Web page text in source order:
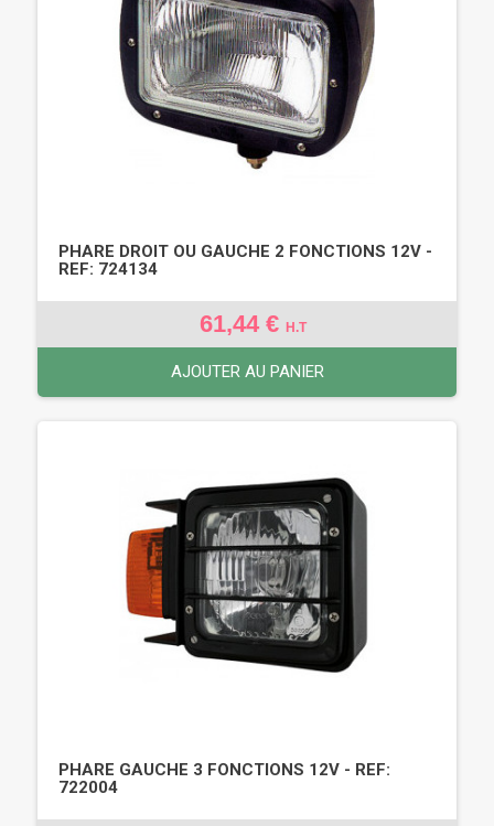
PHARE DROIT OU GAUCHE 2 FONCTIONS 12V -
REF: 724134
61,44 € H.T
AJOUTER AU PANIER
PHARE GAUCHE 3 FONCTIONS 12V - REF:
722004